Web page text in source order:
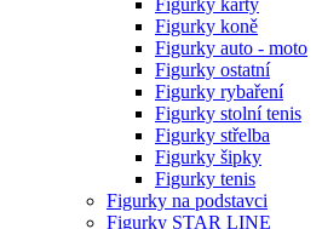
Figurky karty
Figurky koně
Figurky auto - moto
Figurky ostatní
Figurky rybaření
Figurky stolní tenis
Figurky střelba
Figurky šipky
Figurky tenis
Figurky na podstavci
Figurky STAR LINE